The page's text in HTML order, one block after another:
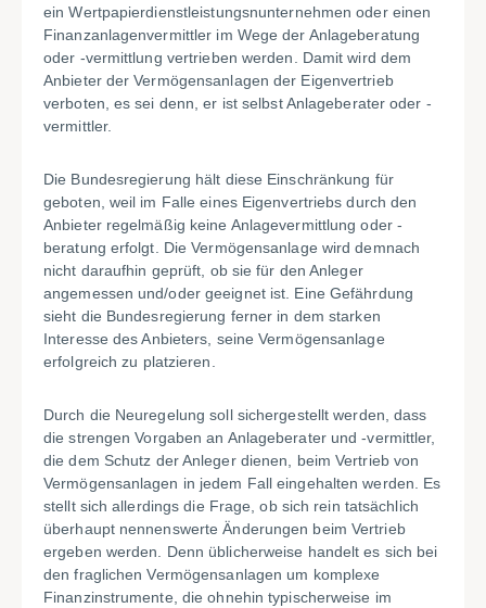
ein Wertpapierdienstleistungsnunternehmen oder einen
Finanzanlagenvermittler im Wege der Anlageberatung
oder -vermittlung vertrieben werden. Damit wird dem
Anbieter der Vermögensanlagen der Eigenvertrieb
verboten, es sei denn, er ist selbst Anlageberater oder -
vermittler.
Die Bundesregierung hält diese Einschränkung für
geboten, weil im Falle eines Eigenvertriebs durch den
Anbieter regelmäßig keine Anlagevermittlung oder -
beratung erfolgt. Die Vermögensanlage wird demnach
nicht daraufhin geprüft, ob sie für den Anleger
angemessen und/oder geeignet ist. Eine Gefährdung
sieht die Bundesregierung ferner in dem starken
Interesse des Anbieters, seine Vermögensanlage
erfolgreich zu platzieren.
Durch die Neuregelung soll sichergestellt werden, dass
die strengen Vorgaben an Anlageberater und -vermittler,
die dem Schutz der Anleger dienen, beim Vertrieb von
Vermögensanlagen in jedem Fall eingehalten werden. Es
stellt sich allerdings die Frage, ob sich rein tatsächlich
überhaupt nennenswerte Änderungen beim Vertrieb
ergeben werden. Denn üblicherweise handelt es sich bei
den fraglichen Vermögensanlagen um komplexe
Finanzinstrumente, die ohnehin typischerweise im